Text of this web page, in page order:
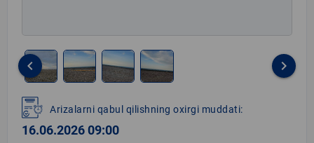
1
of
4
keyboard_arrow_left keyboard_arrow_right
Arizalarni qabul qilishning oxirgi muddati:
16.06.2026 09:00